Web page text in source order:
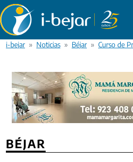
Pasar al contenido principal
i-bejar Noticias Béjar Curso de
BÉJAR